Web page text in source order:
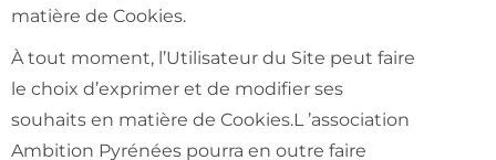
matière de Cookies.
À tout moment, l’Utilisateur du Site peut faire
le choix d’exprimer et de modifier ses
souhaits en matière de Cookies.L ’association
Ambition Pyrénées pourra en outre faire